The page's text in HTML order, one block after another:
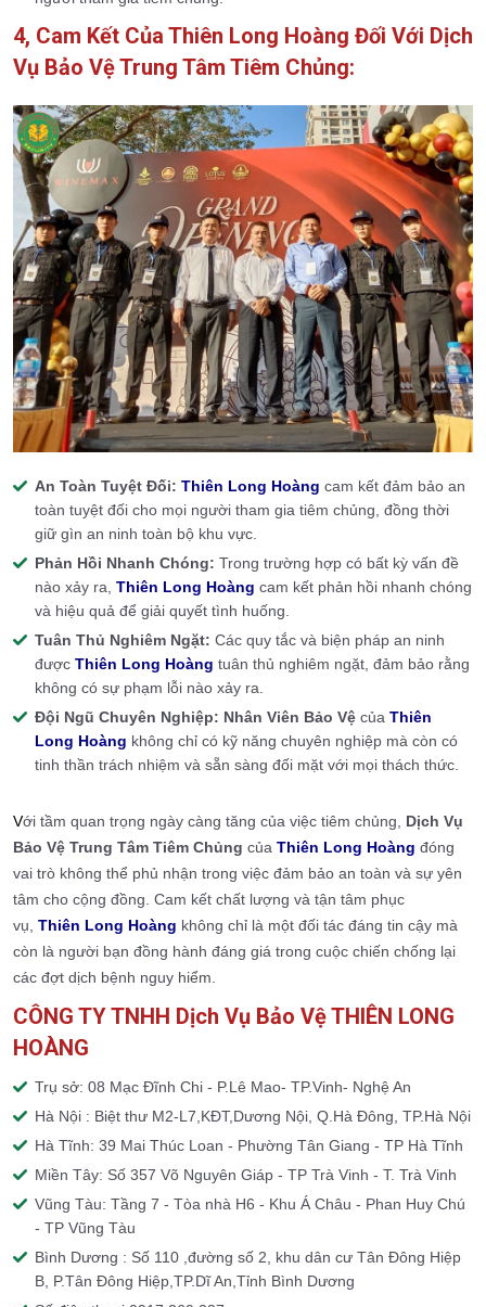
4, Cam Kết Của Thiên Long Hoàng Đối Với Dịch
Vụ Bảo Vệ Trung Tâm Tiêm Chủng:
An Toàn Tuyệt Đối: Thiên Long Hoàng cam kết đảm bảo an
toàn tuyệt đối cho mọi người tham gia tiêm chủng, đồng thời
giữ gìn an ninh toàn bộ khu vực.
Phản Hồi Nhanh Chóng: Trong trường hợp có bất kỳ vấn đề
nào xảy ra, Thiên Long Hoàng cam kết phản hồi nhanh chóng
và hiệu quả để giải quyết tình huống.
Tuân Thủ Nghiêm Ngặt: Các quy tắc và biện pháp an ninh
được Thiên Long Hoàng tuân thủ nghiêm ngặt, đảm bảo rằng
không có sự phạm lỗi nào xảy ra.
Đội Ngũ Chuyên Nghiệp: Nhân Viên Bảo Vệ của Thiên
Long Hoàng không chỉ có kỹ năng chuyên nghiệp mà còn có
tinh thần trách nhiệm và sẵn sàng đối mặt với mọi thách thức.
Với tầm quan trọng ngày càng tăng của việc tiêm chủng, Dịch Vụ
Bảo Vệ Trung Tâm Tiêm Chủng của Thiên Long Hoàng đóng
vai trò không thể phủ nhận trong việc đảm bảo an toàn và sự yên
tâm cho cộng đồng. Cam kết chất lượng và tận tâm phục
vụ, Thiên Long Hoàng không chỉ là một đối tác đáng tin cậy mà
còn là người bạn đồng hành đáng giá trong cuộc chiến chống lại
các đợt dịch bệnh nguy hiểm.
CÔNG TY TNHH Dịch Vụ Bảo Vệ THIÊN LONG
HOÀNG
Trụ sở: 08 Mạc Đĩnh Chi - P.Lê Mao- TP.Vinh- Nghệ An
Hà Nội : Biệt thư M2-L7,KĐT,Dương Nội, Q.Hà Đông, TP.Hà Nội
Hà Tĩnh: 39 Mai Thúc Loan - Phường Tân Giang - TP Hà Tĩnh
Miền Tây: Số 357 Võ Nguyên Giáp - TP Trà Vinh - T. Trà Vinh
Vũng Tàu: Tầng 7 - Tòa nhà H6 - Khu Á Châu - Phan Huy Chú
- TP Vũng Tàu
Bình Dương : Số 110 ,đường số 2, khu dân cư Tân Đông Hiệp
B, P.Tân Đông Hiệp,TP.Dĩ An,Tỉnh Bình Dương